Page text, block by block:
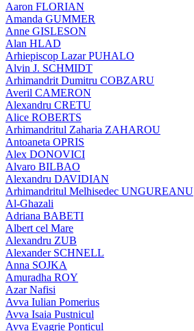
Aaron FLORIAN
Amanda GUMMER
Anne GISLESON
Alan HLAD
Arhiepiscop Lazar PUHALO
Alvin J. SCHMIDT
Arhimandrit Dumitru COBZARU
Averil CAMERON
Alexandru CRETU
Alice ROBERTS
Arhimandritul Zaharia ZAHAROU
Antoaneta OPRIS
Alex DONOVICI
Alvaro BILBAO
Alexandru DAVIDIAN
Arhimandritul Melhisedec UNGUREANU
Al-Ghazali
Adriana BABETI
Albert cel Mare
Alexandru ZUB
Alexander SCHNELL
Anna SOJKA
Amuradha ROY
Azar Nafisi
Avva Iulian Pomerius
Avva Isaia Pustnicul
Avva Evagrie Ponticul